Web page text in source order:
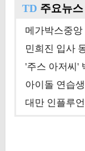
TD 주요뉴스
'주스 아저씨'